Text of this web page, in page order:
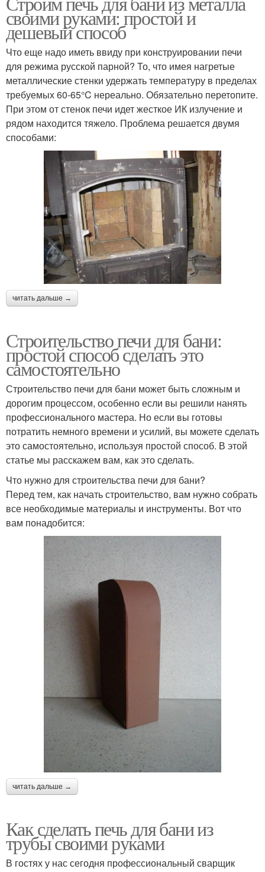
своими руками: простой и
дешевый способ
Что еще надо иметь ввиду при конструировании печи
для режима русской парной? То, что имея нагретые
металлические стенки удержать температуру в пределах
требуемых 60-65°C нереально. Обязательно перетопите.
При этом от стенок печи идет жесткое ИК излучение и
рядом находится тяжело. Проблема решается двумя
способами:
читать дальше →
Строительство печи для бани:
простой способ сделать это
самостоятельно
Строительство печи для бани может быть сложным и
дорогим процессом, особенно если вы решили нанять
профессионального мастера. Но если вы готовы
потратить немного времени и усилий, вы можете сделать
это самостоятельно, используя простой способ. В этой
статье мы расскажем вам, как это сделать.
Что нужно для строительства печи для бани?
Перед тем, как начать строительство, вам нужно собрать
все необходимые материалы и инструменты. Вот что
вам понадобится:
читать дальше →
Как сделать печь для бани из
трубы своими руками
В гостях у нас сегодня профессиональный сварщик